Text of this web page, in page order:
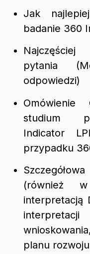
Jak
badanie 360
pytania
odpowiedzi)
studium
Indicator
przypadku
(również
interpretacją
planu